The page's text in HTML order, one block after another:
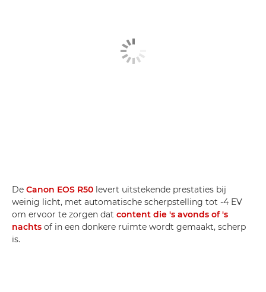
De Canon EOS R50 levert uitstekende prestaties bij
weinig licht, met automatische scherpstelling tot -4 EV
om ervoor te zorgen dat content die 's avonds of 's
nachts of in een donkere ruimte wordt gemaakt, scherp
is.